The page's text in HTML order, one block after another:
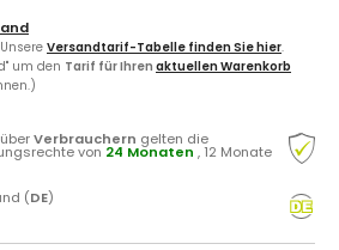
Versandtarif-Tabelle finden Sie hier.
um den Tarif für Ihren aktuellen Warenkorb
Verbrauchern gelten die
von 24 Monaten , 12 Monate
(DE)